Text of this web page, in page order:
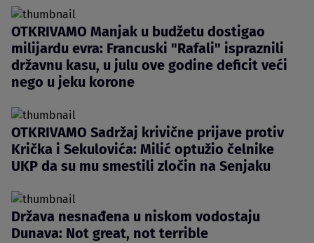
OTKRIVAMO Manjak u budžetu dostigao
milijardu evra: Francuski "Rafali" ispraznili
državnu kasu, u julu ove godine deficit veći
nego u jeku korone
OTKRIVAMO Sadržaj krivične prijave protiv
Krička i Sekulovića: Milić optužio čelnike
UKP da su mu smestili zločin na Senjaku
Država nesnađena u niskom vodostaju
Dunava: Not great, not terrible